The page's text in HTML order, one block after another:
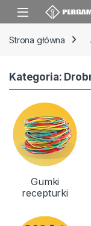
Skip to navigation
Skip to content
Strona główna
Kategoria:
Gumki
recepturki